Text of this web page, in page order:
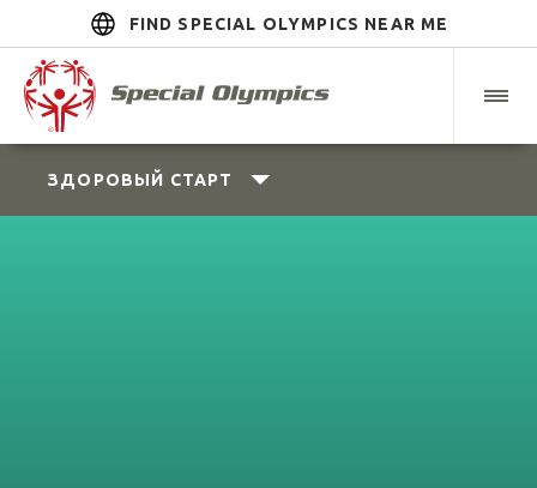
FIND SPECIAL OLYMPICS NEAR ME
ЗДОРОВЫЙ СТАРТ